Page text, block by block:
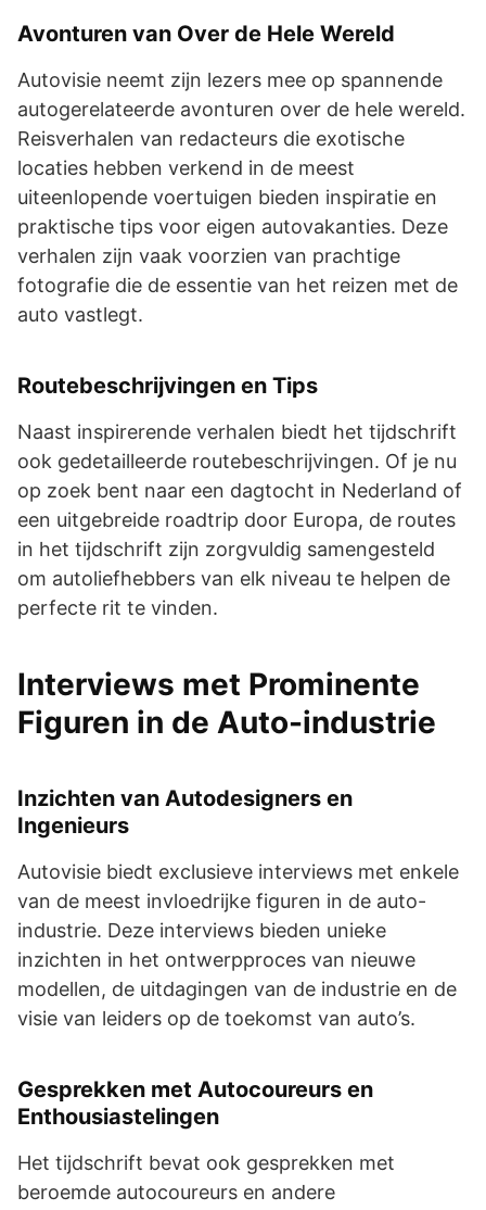
Avonturen van Over de Hele Wereld
Autovisie neemt zijn lezers mee op spannende
autogerelateerde avonturen over de hele wereld.
Reisverhalen van redacteurs die exotische
locaties hebben verkend in de meest
uiteenlopende voertuigen bieden inspiratie en
praktische tips voor eigen autovakanties. Deze
verhalen zijn vaak voorzien van prachtige
fotografie die de essentie van het reizen met de
auto vastlegt.
Routebeschrijvingen en Tips
Naast inspirerende verhalen biedt het tijdschrift
ook gedetailleerde routebeschrijvingen. Of je nu
op zoek bent naar een dagtocht in Nederland of
een uitgebreide roadtrip door Europa, de routes
in het tijdschrift zijn zorgvuldig samengesteld
om autoliefhebbers van elk niveau te helpen de
perfecte rit te vinden.
Interviews met Prominente
Figuren in de Auto-industrie
Inzichten van Autodesigners en
Ingenieurs
Autovisie biedt exclusieve interviews met enkele
van de meest invloedrijke figuren in de auto-
industrie. Deze interviews bieden unieke
inzichten in het ontwerpproces van nieuwe
modellen, de uitdagingen van de industrie en de
visie van leiders op de toekomst van auto’s.
Gesprekken met Autocoureurs en
Enthousiastelingen
Het tijdschrift bevat ook gesprekken met
beroemde autocoureurs en andere